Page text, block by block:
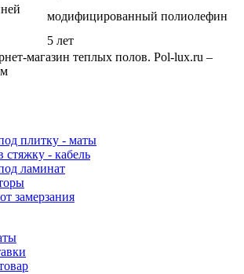
модифицированный полиолефин
5 лет
магазин теплых полов. Pol-lux.ru –
плитку - маты
- кабель
ламинат
замерзания